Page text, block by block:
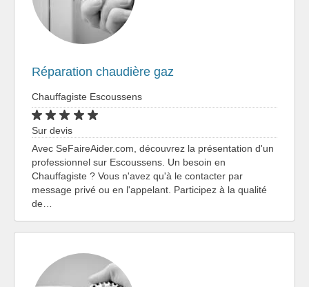
Réparation chaudière gaz
Chauffagiste Escoussens
Sur devis
Avec SeFaireAider.com, découvrez la présentation d'un
professionnel sur Escoussens. Un besoin en
Chauffagiste ? Vous n'avez qu'à le contacter par
message privé ou en l'appelant. Participez à la qualité
de…